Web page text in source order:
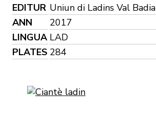
EDITUR Uniun di Ladins Val Badia
ANN
2017
LINGUA LAD
PLATES 284